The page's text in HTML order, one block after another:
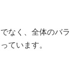
なく、全体のバラ
ています。